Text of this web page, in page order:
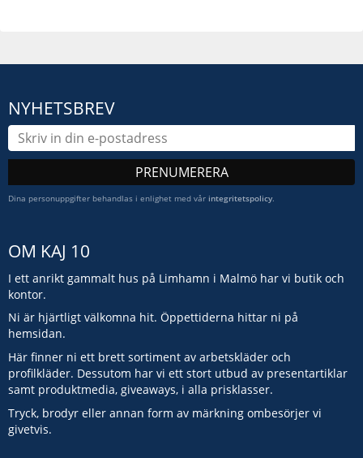
NYHETSBREV
PRENUMERERA
Dina personuppgifter behandlas i enlighet med vår integritetspolicy.
OM KAJ 10
I ett anrikt gammalt hus på Limhamn i Malmö har vi butik och
kontor.
Ni är hjärtligt välkomna hit. Öppettiderna hittar ni på
hemsidan.
Här finner ni ett brett sortiment av arbetskläder och
profilkläder. Dessutom har vi ett stort utbud av presentartiklar
samt produktmedia, giveaways, i alla prisklasser.
Tryck, brodyr eller annan form av märkning ombesörjer vi
givetvis.